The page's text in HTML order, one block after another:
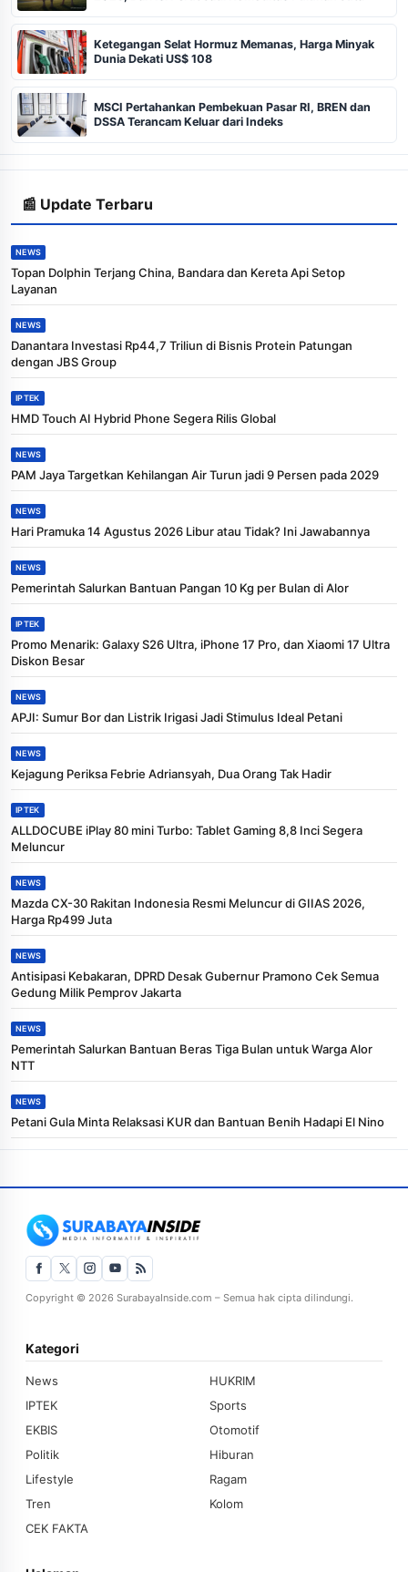
Ketegangan Selat Hormuz Memanas, Harga Minyak
Dunia Dekati US$ 108
MSCI Pertahankan Pembekuan Pasar RI, BREN dan
DSSA Terancam Keluar dari Indeks
📰 Update Terbaru
NEWS
Topan Dolphin Terjang China, Bandara dan Kereta Api Setop
Layanan
NEWS
Danantara Investasi Rp44,7 Triliun di Bisnis Protein Patungan
dengan JBS Group
IPTEK
HMD Touch AI Hybrid Phone Segera Rilis Global
NEWS
PAM Jaya Targetkan Kehilangan Air Turun jadi 9 Persen pada 2029
NEWS
Hari Pramuka 14 Agustus 2026 Libur atau Tidak? Ini Jawabannya
NEWS
Pemerintah Salurkan Bantuan Pangan 10 Kg per Bulan di Alor
IPTEK
Promo Menarik: Galaxy S26 Ultra, iPhone 17 Pro, dan Xiaomi 17 Ultra
Diskon Besar
NEWS
APJI: Sumur Bor dan Listrik Irigasi Jadi Stimulus Ideal Petani
NEWS
Kejagung Periksa Febrie Adriansyah, Dua Orang Tak Hadir
IPTEK
ALLDOCUBE iPlay 80 mini Turbo: Tablet Gaming 8,8 Inci Segera
Meluncur
NEWS
Mazda CX-30 Rakitan Indonesia Resmi Meluncur di GIIAS 2026,
Harga Rp499 Juta
NEWS
Antisipasi Kebakaran, DPRD Desak Gubernur Pramono Cek Semua
Gedung Milik Pemprov Jakarta
NEWS
Pemerintah Salurkan Bantuan Beras Tiga Bulan untuk Warga Alor
NTT
NEWS
Petani Gula Minta Relaksasi KUR dan Bantuan Benih Hadapi El Nino
Copyright © 2026 SurabayaInside.com – Semua hak cipta dilindungi.
Kategori
News
HUKRIM
IPTEK
Sports
EKBIS
Otomotif
Politik
Hiburan
Lifestyle
Ragam
Tren
Kolom
CEK FAKTA